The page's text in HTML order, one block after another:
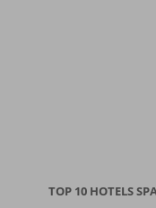
TOP 10 HOTELS